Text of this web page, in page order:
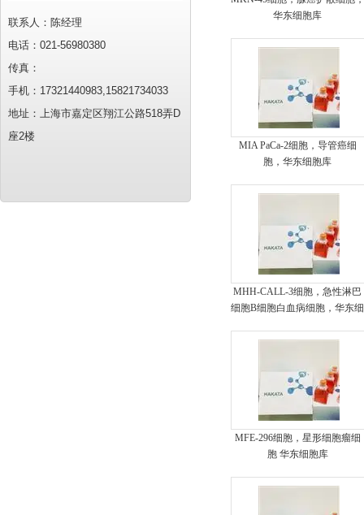
联系人：陈经理
电话：021-56980380
传真：
手机：17321440983,15821734033
地址：上海市嘉定区翔江公路518弄D
座2楼
华东细胞库
MIA PaCa-2细胞，导管癌细
胞，华东细胞库
MHH-CALL-3细胞，急性淋巴
细胞B细胞白血病细胞，华东细
MFE-296细胞，星形细胞瘤细
胞 华东细胞库